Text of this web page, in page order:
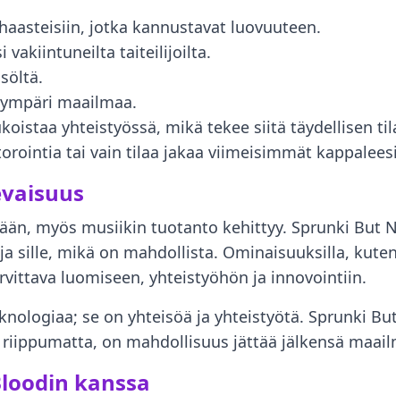
jotka kannustavat luovuuteen.
vakiintuneilta taiteilijoilta.
maailmaa.
yhteistyössä, mikä tekee siitä täydellisen
tai vain tilaa jakaa viimeisimmät
myös musiikin tuotanto kehittyy. Sprunki But
sille, mikä on mahdollista. Ominaisuuksilla,
luomiseen, yhteistyöhön ja innovointiin.
se on yhteisöä ja yhteistyötä. Sprunki
on mahdollisuus jättää jälkensä
kanssa